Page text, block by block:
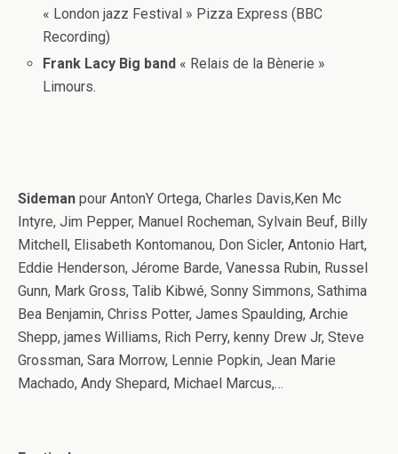
« London jazz Festival » Pizza Express (BBC
Recording)
Frank Lacy Big band « Relais de la Bènerie »
Limours.
Sideman pour AntonY Ortega, Charles Davis,Ken Mc
Intyre, Jim Pepper, Manuel Rocheman, Sylvain Beuf, Billy
Mitchell, Elisabeth Kontomanou, Don Sicler, Antonio Hart,
Eddie Henderson, Jérome Barde, Vanessa Rubin, Russel
Gunn, Mark Gross, Talib Kibwé, Sonny Simmons, Sathima
Bea Benjamin, Chriss Potter, James Spaulding, Archie
Shepp, james Williams, Rich Perry, kenny Drew Jr, Steve
Grossman, Sara Morrow, Lennie Popkin, Jean Marie
Machado, Andy Shepard, Michael Marcus,…